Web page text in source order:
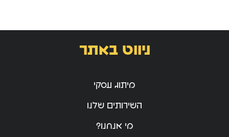
ניווט באתר
מיתוג עסקי
השירותים שלנו
מי אנחנו?